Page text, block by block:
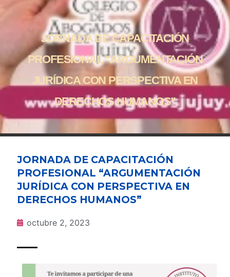
JORNADA DE CAPACITACIÓN
PROFESIONAL “ARGUMENTACIÓN
JURÍDICA CON PERSPECTIVA EN
DERECHOS HUMANOS”
JORNADA DE CAPACITACIÓN
PROFESIONAL “ARGUMENTACIÓN
JURÍDICA CON PERSPECTIVA EN
DERECHOS HUMANOS”
octubre 2, 2023